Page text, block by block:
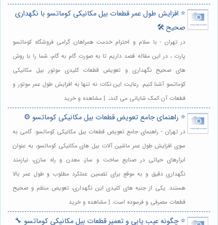
⭐️ افزایش طول عمر قطعات بیل مکانیکی کوماتسو با نگهداری
صحیح 🛠️
در تهران - با سلام و احترام خدمت همراهان گرامی فروشگاه کوماتسو
پارت ، در این مقاله قصد داریم تا به صورت گام به گام، شما را با روش
های صحیح نگهداری و تعویض قطعات کلیدی موتور بیل مکانیکی
کوماتسو آشنا کنیم. رعایت این نکات نه تنها به افزایش طول عمر موتور و
قطعات آن کمک شایانی می کند،. | مشاهده و خرید
⭐️ راهنمای جامع تعویض قطعات بیل مکانیکی کوماتسو ⚙️
در تهران - راهنمای جامع تعویض قطعات بیل مکانیکی کوماتسو: گامی به
سوی افزایش طول عمر ماشین آلات بیل های مکانیکی کوماتسو، به عنوان
ابزارهای حیاتی در صنایع ساخت و ساز، معدن و راه سازی، نیازمند
نگهداری دقیق و به موقع برای تضمین عملکرد مطلوب و طول عمر بالا
هستند. یکی از جنبه های کلیدی این نگهداری، تعویض منظم و صحیح
قطعات مصرفی و فرسوده است. | مشاهده و خرید
⭐️ چگونه عیب یابی و تعمیر قطعات بیل مکانیکی کوماتسو 🔧